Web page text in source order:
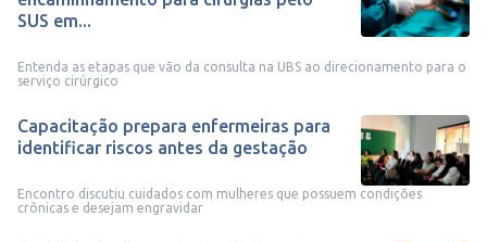
SUS em...
Entenda as etapas que vão da consulta na UBS ao direcionamento para o
serviço cirúrgico
Capacitação prepara enfermeiras para
identificar riscos antes da gestação
Encontro discutiu cuidados com mulheres que possuem condições
crônicas e desejam engravidar